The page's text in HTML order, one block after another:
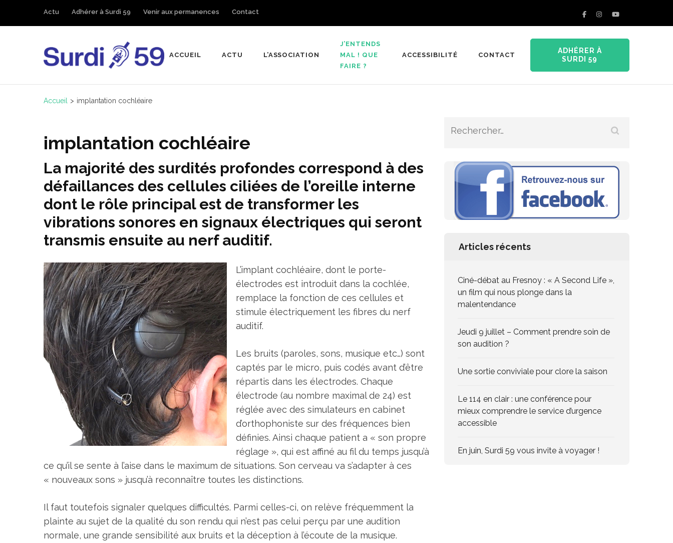
Actu Adhérer à Surdi 59 Venir aux permanences Contact
Surdi 59
ACCUEIL ACTU L’ASSOCIATION
J’ENTENDS
MAL ! QUE
FAIRE ?
ACCESSIBILITÉ CONTACT
ADHÉRER À
SURDI 59
Accueil > implantation cochléaire
implantation cochléaire
La majorité des surdités profondes correspond à des
défaillances des cellules ciliées de l’oreille interne
dont le rôle principal est de transformer les
vibrations sonores en signaux électriques qui seront
transmis ensuite au nerf auditif.
L’implant cochléaire, dont le porte-
électrodes est introduit dans la cochlée,
remplace la fonction de ces cellules et
stimule électriquement les fibres du nerf
auditif.
Les bruits (paroles, sons, musique etc…) sont
captés par le micro, puis codés avant d’être
répartis dans les électrodes. Chaque
électrode (au nombre maximal de 24) est
réglée avec des simulateurs en cabinet
d’orthophoniste sur des fréquences bien
définies. Ainsi chaque patient a « son propre
réglage », qui est affiné au fil du temps jusqu’à
ce qu’il se sente à l’aise dans le maximum de situations. Son cerveau va s’adapter à ces
« nouveaux sons » jusqu’à reconnaître toutes les distinctions.
Il faut toutefois signaler quelques difficultés. Parmi celles-ci, on relève fréquemment la
plainte au sujet de la qualité du son rendu qui n’est pas celui perçu par une audition
normale, une grande sensibilité aux bruits et la déception à l’écoute de la musique.
Rechercher :
Articles récents
Ciné-débat au Fresnoy : « A Second Life »,
un film qui nous plonge dans la
malentendance
Jeudi 9 juillet – Comment prendre soin de
son audition ?
Une sortie conviviale pour clore la saison
Le 114 en clair : une conférence pour
mieux comprendre le service d’urgence
accessible
En juin, Surdi 59 vous invite à voyager !